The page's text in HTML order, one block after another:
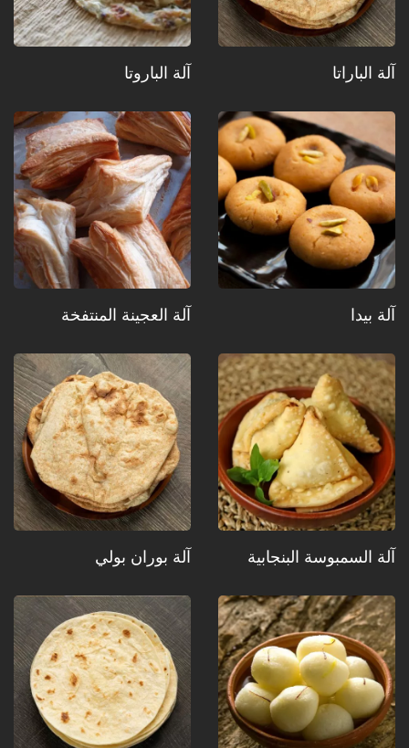
آلة الباراتا آلة الباروتا
آلة بيدا آلة العجينة المنتفخة
آلة السمبوسة البنجابية آلة بوران بولي